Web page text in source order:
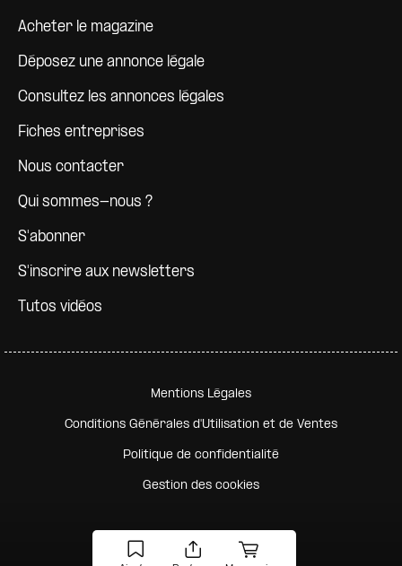
Pied de page
Acheter le magazine
Déposez une annonce légale
Consultez les annonces légales
Fiches entreprises
Nous contacter
Qui sommes-nous ?
S'abonner
S'inscrire aux newsletters
Tutos vidéos
Pied de page secondaire
Mentions Légales
Conditions Générales d'Utilisation et de Ventes
Politique de confidentialité
Gestion des cookies